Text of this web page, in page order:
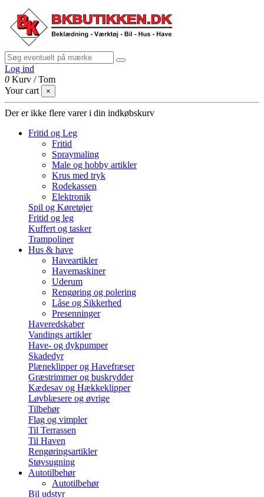
Log ind
0 Kurv /Tom
Your cart
×
Der er ikke flere varer i din indkøbskurv
Fritid og Leg
Fritid
Spraymaling
Male og hobby artikler
Krus med tryk
Rodekassen
Elektronik
Spil og Køretøjer
Fritid og leg
Kuffert og tasker
Trampoliner
Hus & have
Haveartikler
Havemaskiner
Uderum
Rengøring og polering
Låse og Sikkerhed
Presenninger
Haveredskaber
Vandings artikler
Have- og dykpumper
Skadedyr
Plæneklipper og Havefræser
Græstrimmer og buskrydder
Kædesav og Hækkeklipper
Løvblæsere og øvrige
Tilbehør
Flag og vimpler
Til Terrassen
Til Haven
Rengøringsartikler
Støvsugning
Autotilbehør
Autotilbehør
Bil udstyr